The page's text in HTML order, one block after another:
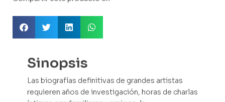
Sinopsis
Las biografías definitivas de grandes artistas
requieren años de investigación, horas de charlas